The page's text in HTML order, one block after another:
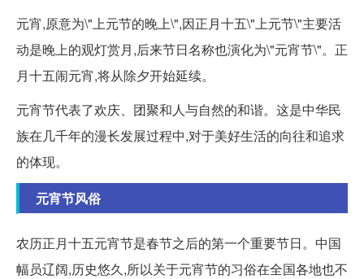
元宵,原意为\"上元节的晚上\",因正月十五\"上元节\"主要活
动是晚上的观灯赏月,后来节日名称也演化为\"元宵节\"。正
月十五闹元宵,将从除夕开始延续。
元宵节代表了欢庆、团聚和人与自然的和谐。这是中华民
族在几千年的漫长发展过程中,对于美好生活的向往和追求
的体现。
元宵节风俗
农历正月十五元宵节是春节之后的第一个重要节日。中国
幅员辽阔,历史悠久,所以关于元宵节的习俗在全国各地也不